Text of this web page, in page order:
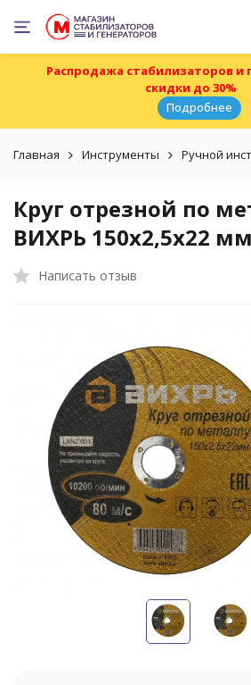
Распродажа стабилизаторов и
скидки до 30%
Подробнее
Главная Инструменты Ручной
Круг отрезной по
ВИХРЬ 150х2,5х22 мм
Написать отзыв